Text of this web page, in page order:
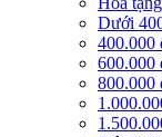
Dưới
400.000
600.000
800.000